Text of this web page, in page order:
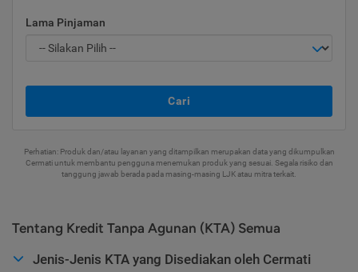
Lama Pinjaman
Cari
Perhatian: Produk dan/atau layanan yang ditampilkan merupakan data yang dikumpulkan
Cermati untuk membantu pengguna menemukan produk yang sesuai. Segala risiko dan
tanggung jawab berada pada masing-masing LJK atau mitra terkait.
Tentang Kredit Tanpa Agunan (KTA) Semua
Jenis-Jenis KTA yang Disediakan oleh Cermati